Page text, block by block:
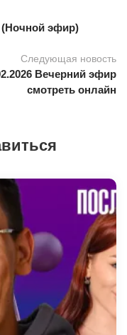
(Ночной эфир)
Следующая новость
Вечерний эфир
смотреть онлайн